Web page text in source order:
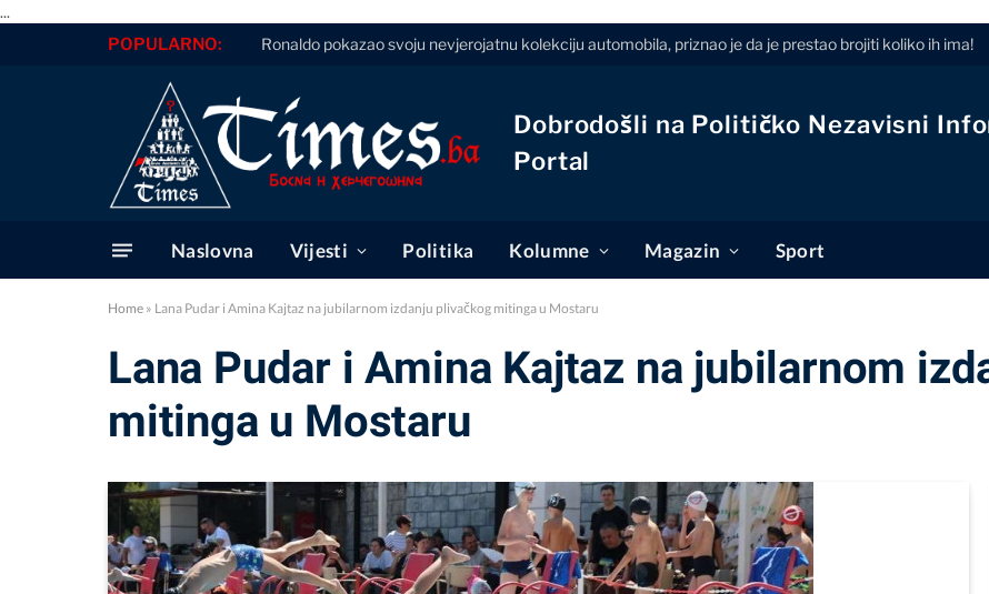
...
POPULARNO: Ronaldo pokazao svoju nevjerojatnu kolekciju automobila, priznao je da je prestao brojiti koliko ih ima!
Dobrodošli na Političko Nezavisni
Portal
Naslovna Vijesti Politika Kolumne Magazin Sport
Home » Lana Pudar i Amina Kajtaz na jubilarnom izdanju plivačkog mitinga u Mostaru
Lana Pudar i Amina Kajtaz na jubilarnom
mitinga u Mostaru